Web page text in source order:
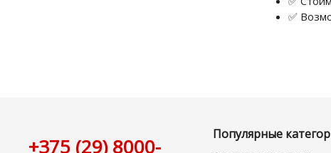
✅
+375 (29) 8000-
Популярные